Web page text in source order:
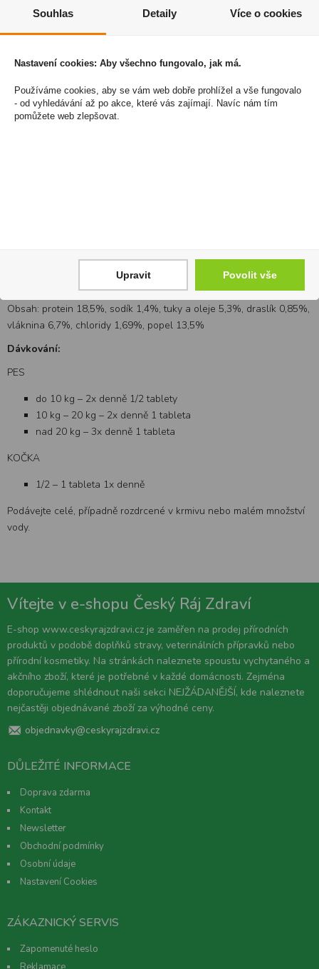
Propektiny
chrání střevní sliznici
podporují růst a množení správné střevní mikroflóry
Hroznový cukr a maltodextriny
lehce stravitelný a rychlý zdroj energie
Rostlinné vedlejší produkty, cukr, maso a živočišné deriváty,
minerály, vejce a vaječné výrobky, kvasnice.
Obsah: protein 18,5%, sodík 1,4%, tuky a oleje 5,3%, draslík 0,85%,
vláknina 6,7%, chloridy 1,69%, popel 13,5%
Dávkování:
PES
do 10 kg – 2x denně 1/2 tablety
10 kg – 20 kg – 2x denně 1 tableta
nad 20 kg – 3x denně 1 tableta
KOČKA
1/2 – 1 tableta 1x denně
Podávejte celé, případně rozdrcené v krmivu nebo malém množství
vody.
Vítejte v e-shopu Český Ráj Zdraví
E-shop www.ceskyrajzdravi.cz je zaměřen na prodej přírodních
produktů v podobě doplňků stravy, veterinálních přípravků nebo
přírodní kosmetiky. Na stránkách naleznete spoustu vychytaného a
akčního zboží, které je potřebné v každé domácnosti. Zejména
doporučujeme shlédnout naši sekci NEJŽÁDANĚJŠÍ, kde naleznete
nejčastěji objednávané zboží za výhodné ceny.
objednavky@ceskyrajzdravi.cz
DŮLEŽITÉ INFORMACE
Doprava zdarma
Kontakt
Newsletter
Obchodní podmínky
Osobní údaje
Nastavení Cookies
ZÁKAZNICKÝ SERVIS
Zapomenuté heslo
Souhlas Detaily Více o cookies
Nastavení cookies: Aby všechno fungovalo, jak má.
Používáme cookies, aby se vám web dobře prohlížel a vše fungovalo
- od vyhledávání až po akce, které vás zajímají. Navíc nám tím
pomůžete web zlepšovat.
Upravit Povolit vše